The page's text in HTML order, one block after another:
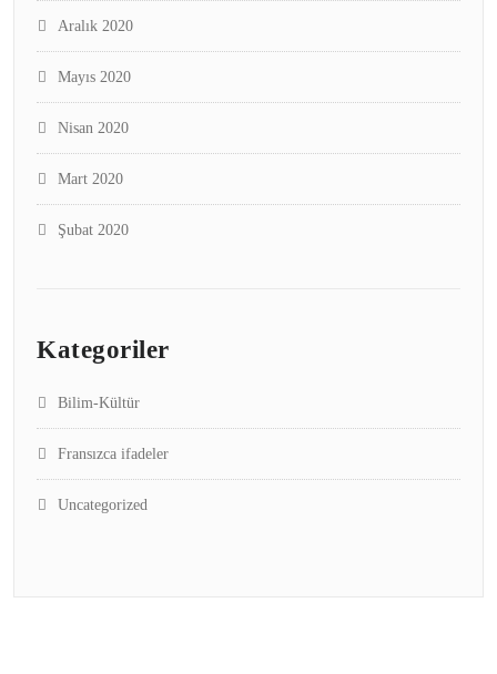
Aralık 2020
Mayıs 2020
Nisan 2020
Mart 2020
Şubat 2020
Kategoriler
Bilim-Kültür
Fransızca ifadeler
Uncategorized